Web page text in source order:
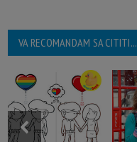
VA RECOMANDAM SA CITITI...